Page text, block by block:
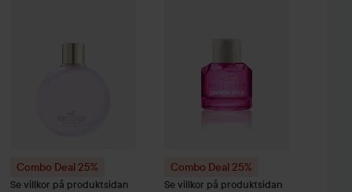
Combo Deal 25%
Se villkor på produktsidan
Combo Deal 25%
Se villkor på produktsidan